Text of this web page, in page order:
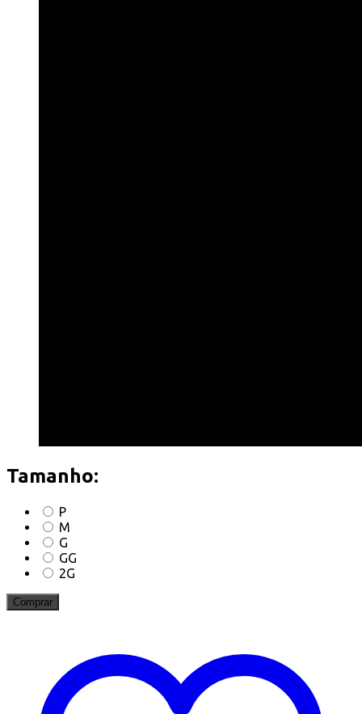
Tamanho:
P
M
G
GG
2G
Comprar